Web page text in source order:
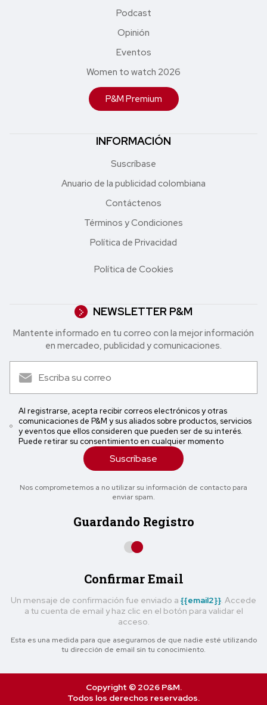
Podcast
Opinión
Eventos
Women to watch 2026
P&M Premium
INFORMACIÓN
Suscríbase
Anuario de la publicidad colombiana
Contáctenos
Términos y Condiciones
Política de Privacidad
Política de Cookies
NEWSLETTER P&M
Mantente informado en tu correo con la mejor in formación
en mercadeo, publicidad y comunicaciones.
Al registrarse, acepta recibir correos electrónicos y otras
comunicaciones de P&M y sus aliados sobre productos, servicios
y eventos que ellos consideren que pueden ser de su interés.
Puede retirar su consentimiento en cualquier momento
Suscríbase
Nos comprometemos a no utilizar su información de contacto para
enviar spam.
Guardando Registro
Confirmar Email
Un mensaje de confirmación fue enviado a {{email2}} . Accede
a tu cuenta de email y haz clic en el botón para validar el
acceso.
Esta es una medida para que asegurarnos de que nadie esté utilizando
tu dirección de email sin tu conocimiento.
Copyright © 2026 P&M.
Todos los derechos reservados.